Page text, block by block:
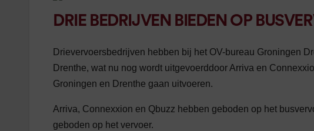
DRIE BEDRIJVEN BIEDEN OP
Drievervoersbedrijven hebben bij het OV-bureau Groningen
Drenthe, wat nu nog wordt uitgevoerddoor Arriva en
Groningen en Drenthe gaan uitvoeren.
Arriva, Connexxion en Qbuzz hebben geboden op het
geboden op het vervoer.